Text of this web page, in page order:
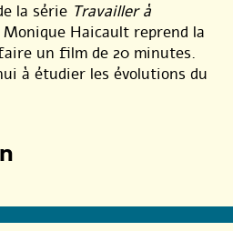
la série Travailler à
Haicault reprend la
un film de 20 minutes.
à étudier les évolutions du